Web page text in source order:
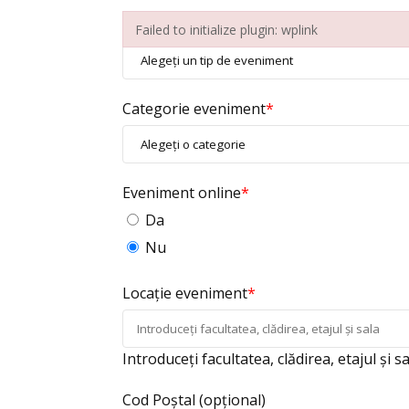
Tip eveniment*
Categorie eveniment*
Eveniment online*
Da
Nu
Locație eveniment*
Introduceți facultatea, clădirea, etajul și
Cod Poștal(opțional)
Failed to initialize plugin: wplink
Failed to initialize plugin: wplink